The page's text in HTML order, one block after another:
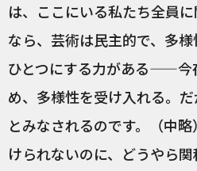
は、ここにいる私たち全員
なら、芸術は民主的で、多
ひとつにする力がある——今
め、多様性を受け入れる。
とみなされるのです。（中
けられないのに、どうやら